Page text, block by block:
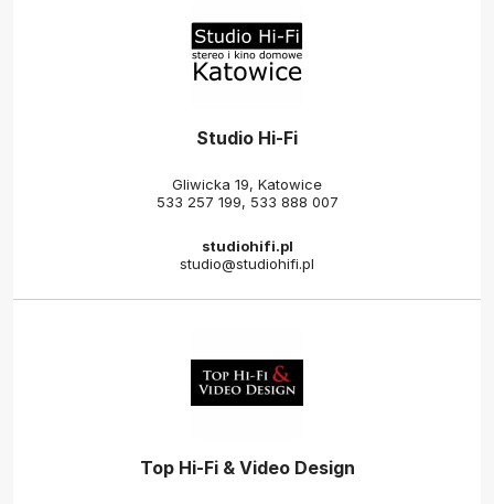
Studio Hi-Fi
Gliwicka 19, Katowice
533 257 199, 533 888 007
studiohifi.pl
studio@studiohifi.pl
Top Hi-Fi & Video Design